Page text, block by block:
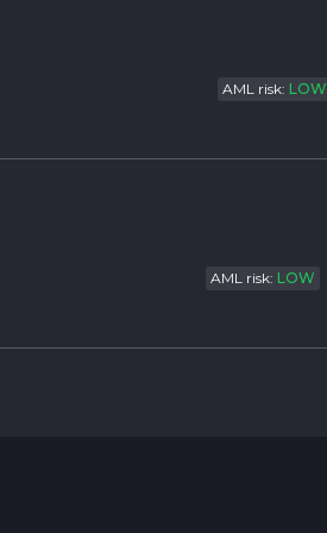
AML risk: LOW
AML risk: LOW